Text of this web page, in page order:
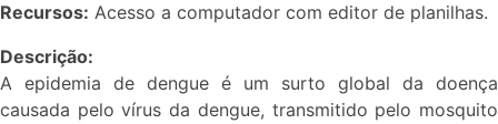
Recursos: Acesso a computador com editor de planilhas.
Descrição:
A epidemia de dengue é um surto global da doença
causada pelo vírus da dengue, transmitido pelo mosquito